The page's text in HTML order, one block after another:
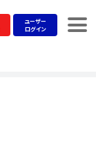
ユーザー
ログイン